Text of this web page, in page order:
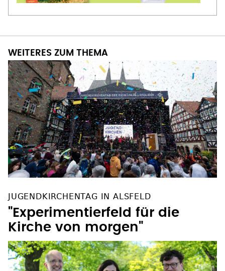
WEITERES ZUM THEMA
JUGENDKIRCHENTAG IN ALSFELD
"Experimentierfeld für die
Kirche von morgen"